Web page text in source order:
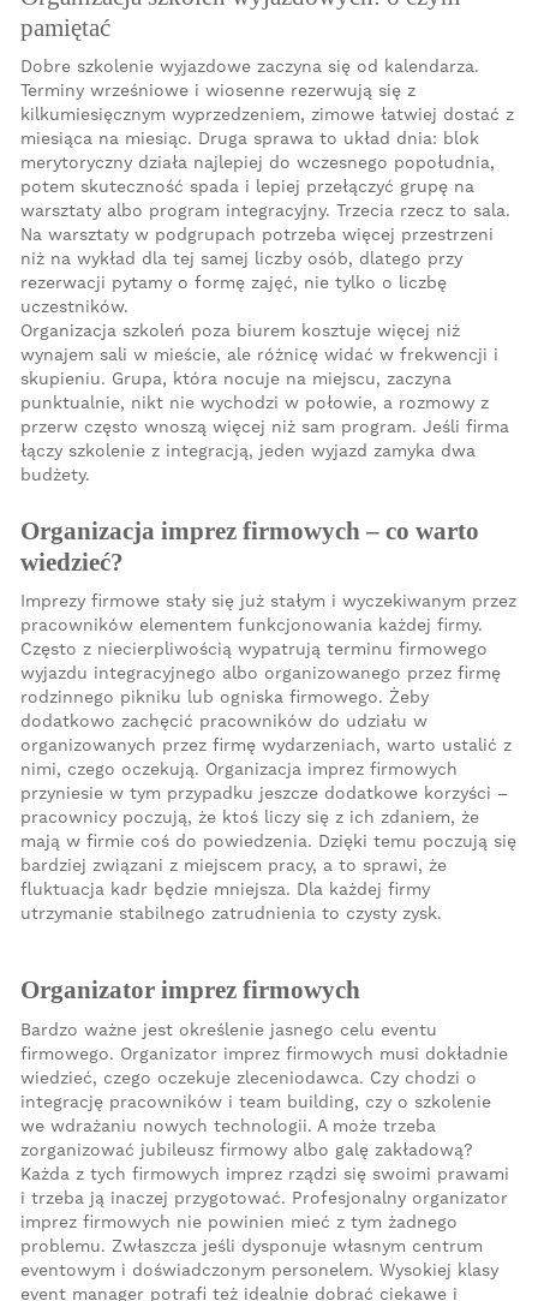
pamiętać
Dobre szkolenie wyjazdowe zaczyna się od kalendarza.
Terminy wrześniowe i wiosenne rezerwują się z
kilkumiesięcznym wyprzedzeniem, zimowe łatwiej dostać z
miesiąca na miesiąc. Druga sprawa to układ dnia: blok
merytoryczny działa najlepiej do wczesnego popołudnia,
potem skuteczność spada i lepiej przełączyć grupę na
warsztaty albo program integracyjny. Trzecia rzecz to sala.
Na warsztaty w podgrupach potrzeba więcej przestrzeni
niż na wykład dla tej samej liczby osób, dlatego przy
rezerwacji pytamy o formę zajęć, nie tylko o liczbę
uczestników.
Organizacja szkoleń poza biurem kosztuje więcej niż
wynajem sali w mieście, ale różnicę widać w frekwencji i
skupieniu. Grupa, która nocuje na miejscu, zaczyna
punktualnie, nikt nie wychodzi w połowie, a rozmowy z
przerw często wnoszą więcej niż sam program. Jeśli firma
łączy szkolenie z integracją, jeden wyjazd zamyka dwa
budżety.
Organizacja imprez firmowych – co warto
wiedzieć?
Imprezy firmowe stały się już stałym i wyczekiwanym przez
pracowników elementem funkcjonowania każdej firmy.
Często z niecierpliwością wypatrują terminu firmowego
wyjazdu integracyjnego albo organizowanego przez firmę
rodzinnego pikniku lub ogniska firmowego. Żeby
dodatkowo zachęcić pracowników do udziału w
organizowanych przez firmę wydarzeniach, warto ustalić z
nimi, czego oczekują. Organizacja imprez firmowych
przyniesie w tym przypadku jeszcze dodatkowe korzyści –
pracownicy poczują, że ktoś liczy się z ich zdaniem, że
mają w firmie coś do powiedzenia. Dzięki temu poczują się
bardziej związani z miejscem pracy, a to sprawi, że
fluktuacja kadr będzie mniejsza. Dla każdej firmy
utrzymanie stabilnego zatrudnienia to czysty zysk.
Organizator imprez firmowych
Bardzo ważne jest określenie jasnego celu eventu
firmowego. Organizator imprez firmowych musi dokładnie
wiedzieć, czego oczekuje zleceniodawca. Czy chodzi o
integrację pracowników i team building, czy o szkolenie
we wdrażaniu nowych technologii. A może trzeba
zorganizować jubileusz firmowy albo galę zakładową?
Każda z tych firmowych imprez rządzi się swoimi prawami
i trzeba ją inaczej przygotować. Profesjonalny organizator
imprez firmowych nie powinien mieć z tym żadnego
problemu. Zwłaszcza jeśli dysponuje własnym centrum
eventowym i doświadczonym personelem. Wysokiej klasy
event manager potrafi też idealnie dobrać ciekawe i